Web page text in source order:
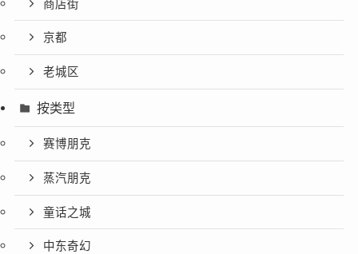
商店街
京都
老城区
按类型
赛博朋克
蒸汽朋克
童话之城
中东奇幻